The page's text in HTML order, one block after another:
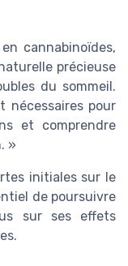
cannabinoïdes,
précieuse
du sommeil.
nécessaires pour
et comprendre
»
initiales sur le
de poursuivre
sur ses effets